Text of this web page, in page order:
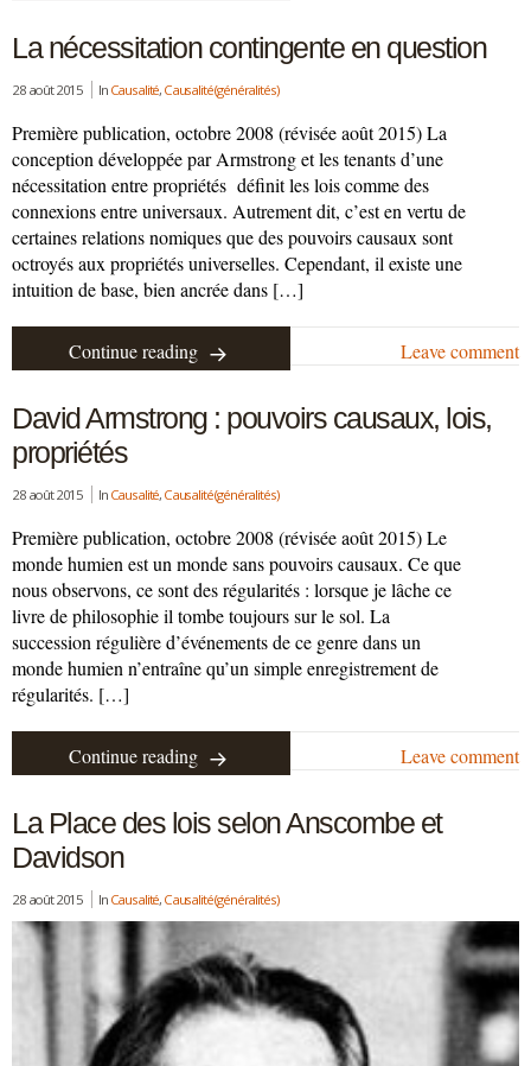
La nécessitation contingente en question
28 août 2015 In Causalité, Causalité (généralités)
Première publication, octobre 2008 (révisée août 2015) La
conception développée par Armstrong et les tenants d’une
nécessitation entre propriétés définit les lois comme des
connexions entre universaux. Autrement dit, c’est en vertu de
certaines relations nomiques que des pouvoirs causaux sont
octroyés aux propriétés universelles. Cependant, il existe une
intuition de base, bien ancrée dans […]
Continue reading Leave comment
David Armstrong : pouvoirs causaux, lois,
propriétés
28 août 2015 In Causalité, Causalité (généralités)
Première publication, octobre 2008 (révisée août 2015) Le
monde humien est un monde sans pouvoirs causaux. Ce que
nous observons, ce sont des régularités : lorsque je lâche ce
livre de philosophie il tombe toujours sur le sol. La
succession régulière d’événements de ce genre dans un
monde humien n’entraîne qu’un simple enregistrement de
régularités. […]
Continue reading Leave comment
La Place des lois selon Anscombe et
Davidson
28 août 2015 In Causalité, Causalité (généralités)